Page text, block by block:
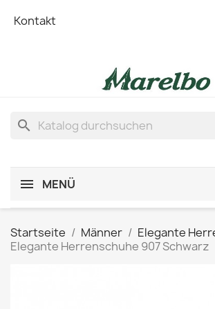
Kontakt
search
MENÜ
Startseite Männer
Elegante
Elegante Herrenschuhe 907 Schwarz